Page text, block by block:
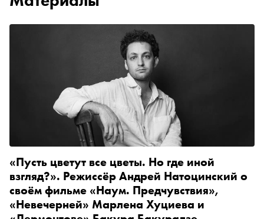
«Пусть цветут все цветы. Но где иной
взгляд?». Режиссёр Андрей Натоцинский о
своём фильме «Наум. Предчувствия»,
«Невечерней» Марлена Хуциева и